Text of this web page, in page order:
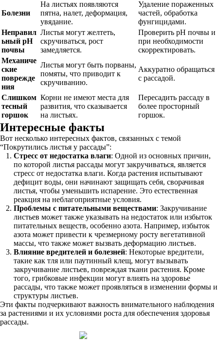
Болезни
На листьях появляются
пятна, налет, деформация,
увядание.
Удаление пораженных
частей, обработка
фунгицидами.
Неправил
ьный pH
почвы
Листья могут желтеть,
скручиваться, рост
замедляется.
Проверить pH почвы и
при необходимости
скорректировать.
Механиче
ские
поврежде
ния
Листья могут быть порваны,
помяты, что приводит к
скручиванию.
Аккуратно обращаться
с рассадой.
Слишком
тесный
горшок
Корни не имеют места для
развития, что сказывается
на листьях.
Пересадить рассаду в
более просторный
горшок.
Интересные факты
Вот несколько интересных фактов, связанных с темой
“Покрутились листья у рассады”:
Стресс от недостатка влаги: Одной из основных причин,
по которой листья рассады могут закручиваться, является
стресс от недостатка влаги. Когда растения испытывают
дефицит воды, они начинают защищать себя, сворачивая
листья, чтобы уменьшить испарение. Это естественная
реакция на неблагоприятные условия.
Проблемы с питательными веществами: Закручивание
листьев может также указывать на недостаток или избыток
питательных веществ, особенно азота. Например, избыток
азота может привести к чрезмерному росту вегетативной
массы, что также может вызвать деформацию листьев.
Влияние вредителей и болезней: Некоторые вредители,
такие как тля или паутинный клещ, могут вызывать
закручивание листьев, повреждая ткани растения. Кроме
того, грибковые инфекции могут влиять на здоровье
рассады, что также может проявляться в изменении формы и
структуры листьев.
Эти факты подчеркивают важность внимательного наблюдения
за растениями и их условиями роста для обеспечения здоровья
рассады.